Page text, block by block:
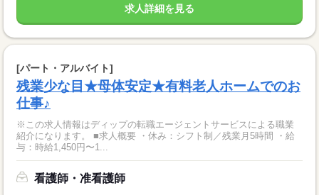
求人詳細を見る
[パート・アルバイト]
残業少な目★母体安定★有料老人ホームでのお
仕事♪
※この求人情報はディップの転職エージェントサービスによる職業
紹介になります。 ■求人概要 ・休み：シフト制／残業月5時間 ・給
与：時給1,450円〜1...
看護師・准看護師